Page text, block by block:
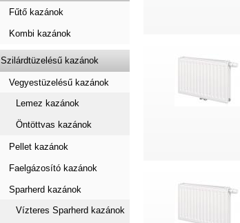
Fűtő kazánok
Kombi kazánok
Szilárdtüzelésű kazánok
Vegyestüzelésű kazánok
Lemez kazánok
Öntöttvas kazánok
Pellet kazánok
Faelgázosító kazánok
Sparherd kazánok
Vízteres Sparherd kazánok